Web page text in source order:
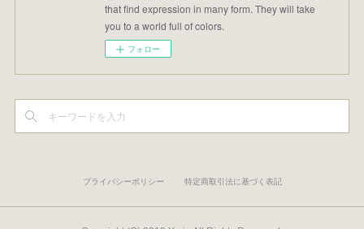
that find expression in many form. They will take
you to a world full of colors.
フォロー
プライバシーポリシー 特定商取引法に基づく表記